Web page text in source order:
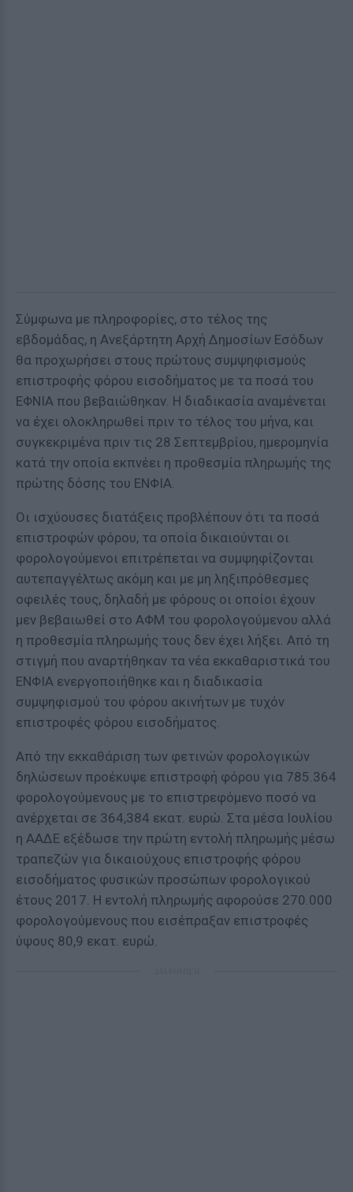
Σύμφωνα με πληροφορίες, στο τέλος της
εβδομάδας, η Ανεξάρτητη Αρχή Δημοσίων Εσόδων
θα προχωρήσει στους πρώτους συμψηφισμούς
επιστροφής φόρου εισοδήματος με τα ποσά του
ΕΦΝΙΑ που βεβαιώθηκαν. Η διαδικασία αναμένεται
να έχει ολοκληρωθεί πριν το τέλος του μήνα, και
συγκεκριμένα πριν τις 28 Σεπτεμβρίου, ημερομηνία
κατά την οποία εκπνέει η προθεσμία πληρωμής της
πρώτης δόσης του ΕΝΦΙΑ.
Οι ισχύουσες διατάξεις προβλέπουν ότι τα ποσά
επιστροφών φόρου, τα οποία δικαιούνται οι
φορολογούμενοι επιτρέπεται να συμψηφίζονται
αυτεπαγγέλτως ακόμη και με μη ληξιπρόθεσμες
οφειλές τους, δηλαδή με φόρους οι οποίοι έχουν
μεν βεβαιωθεί στο ΑΦΜ του φορολογούμενου αλλά
η προθεσμία πληρωμής τους δεν έχει λήξει. Από τη
στιγμή που αναρτήθηκαν τα νέα εκκαθαριστικά του
ΕΝΦΙΑ ενεργοποιήθηκε και η διαδικασία
συμψηφισμού του φόρου ακινήτων με τυχόν
επιστροφές φόρου εισοδήματος.
Από την εκκαθάριση των φετινών φορολογικών
δηλώσεων προέκυψε επιστροφή φόρου για 785.364
φορολογούμενους με το επιστρεφόμενο ποσό να
ανέρχεται σε 364,384 εκατ. ευρώ. Στα μέσα Ιουλίου
η ΑΑΔΕ εξέδωσε την πρώτη εντολή πληρωμής μέσω
τραπεζών για δικαιούχους επιστροφής φόρου
εισοδήματος φυσικών προσώπων φορολογικού
έτους 2017. Η εντολή πληρωμής αφορούσε 270.000
φορολογούμενους που εισέπραξαν επιστροφές
ύψους 80,9 εκατ. ευρώ.